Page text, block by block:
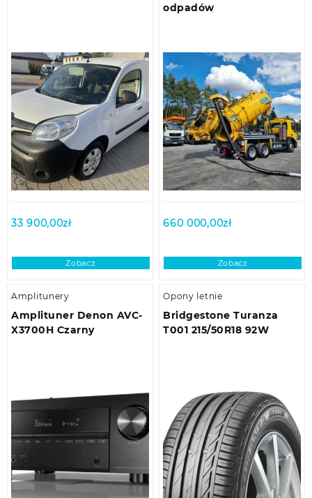
33 900,00zł
Zobacz
odpadów
660 000,00zł
Zobacz
Amplitunery
Amplituner Denon AVC-
X3700H Czarny
Opony letnie
Bridgestone Turanza
T001 215/50R18 92W